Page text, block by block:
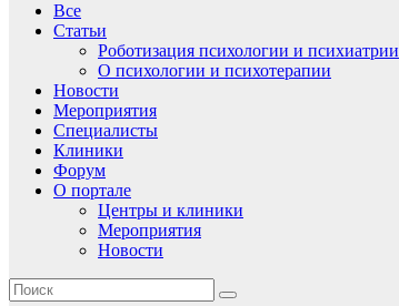
Все
Статьи
Роботизация психологии и психиатрии
О психологии и психотерапии
Новости
Мероприятия
Специалисты
Клиники
Форум
О портале
Центры и клиники
Мероприятия
Новости